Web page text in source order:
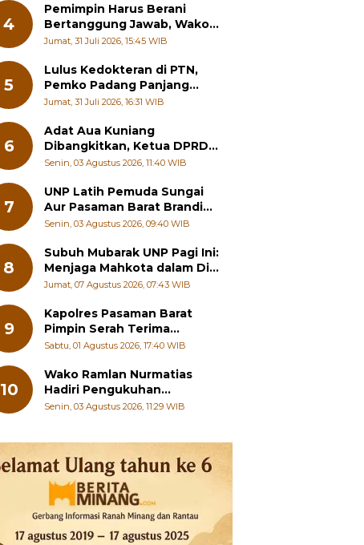
4
Pemimpin Harus Berani
Bertanggung Jawab, Wako
Padang Panjang Buka
Pelajar
Jumat, 31 Juli 2026, 15:45 WIB
5
Lulus Kedokteran di PTN,
Pemko Padang Panjang
Siapkan Beasiswa Penuh
Jumat, 31 Juli 2026, 16:31 WIB
6
Adat Aua Kuniang
Dibangkitkan, Ketua DPRD
Payakumbuh: Jangan
Hilang Jati Diri
Senin, 03 Agustus 2026, 11:40 WIB
7
UNP Latih Pemuda Sungai
Aur Pasaman Barat Branding
Wisata Beringin
Senin, 03 Agustus 2026, 09:40 WIB
8
Subuh Mubarak UNP Pagi Ini:
Menjaga Mahkota dalam Diri
Manusia
Jumat, 07 Agustus 2026, 07:43 WIB
9
Kapolres Pasaman Barat
Pimpin Serah Terima
Jabatan PJU Polres dan
Sabtu, 01 Agustus 2026, 17:40 WIB
10
Wako Ramlan Nurmatias
Hadiri Pengukuhan
Pengurus MUS-KB Serta
Senin, 03 Agustus 2026, 11:29 WIB